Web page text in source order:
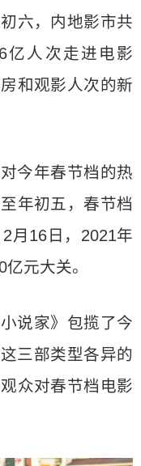
六，内地影市共
亿人次走进电影
和观影人次的新
今年春节档的热
年初五，春节档
月16日，2021年
元大关。
说家》包揽了今
三部类型各异的
众对春节档电影